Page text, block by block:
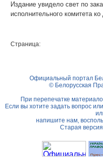
Издание увидело свет по
исполнительного комитета
Страница:
Официальный портал
© Белорусская
При перепечатке
Если вы хотите задать вопрос
напишите нам,
Старая